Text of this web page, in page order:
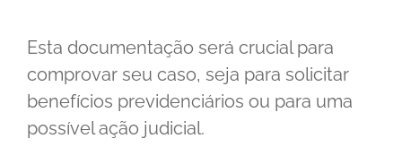
Esta documentação será crucial para
comprovar seu caso, seja para solicitar
benefícios previdenciários ou para uma
possível ação judicial.